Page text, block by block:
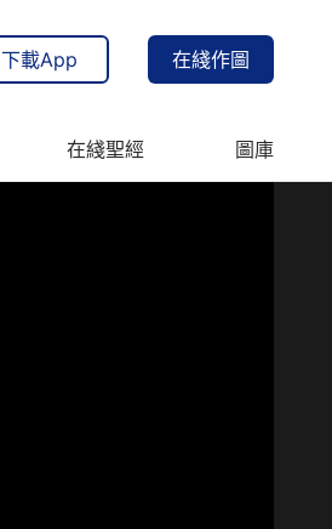
下載App 在綫作圖
在綫聖經 圖庫